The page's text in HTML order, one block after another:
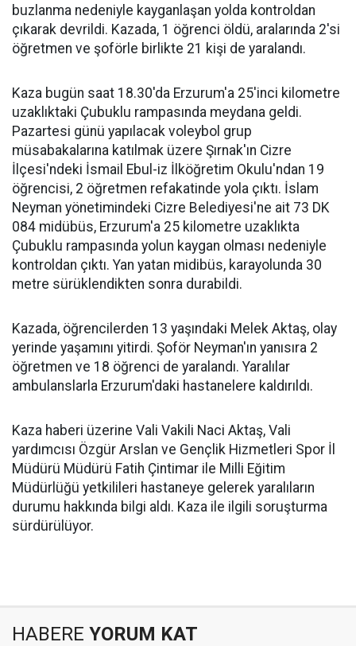
buzlanma nedeniyle kayganlaşan yolda kontroldan
çıkarak devrildi. Kazada, 1 öğrenci öldü, aralarında 2'si
öğretmen ve şoförle birlikte 21 kişi de yaralandı.
Kaza bugün saat 18.30'da Erzurum'a 25'inci kilometre
uzaklıktaki Çubuklu rampasında meydana geldi.
Pazartesi günü yapılacak voleybol grup
müsabakalarına katılmak üzere Şırnak'ın Cizre
İlçesi'ndeki İsmail Ebul-iz İlköğretim Okulu'ndan 19
öğrencisi, 2 öğretmen refakatinde yola çıktı. İslam
Neyman yönetimindeki Cizre Belediyesi'ne ait 73 DK
084 midübüs, Erzurum'a 25 kilometre uzaklıkta
Çubuklu rampasında yolun kaygan olması nedeniyle
kontroldan çıktı. Yan yatan midibüs, karayolunda 30
metre sürüklendikten sonra durabildi.
Kazada, öğrencilerden 13 yaşındaki Melek Aktaş, olay
yerinde yaşamını yitirdi. Şoför Neyman'ın yanısıra 2
öğretmen ve 18 öğrenci de yaralandı. Yaralılar
ambulanslarla Erzurum'daki hastanelere kaldırıldı.
Kaza haberi üzerine Vali Vakili Naci Aktaş, Vali
yardımcısı Özgür Arslan ve Gençlik Hizmetleri Spor İl
Müdürü Müdürü Fatih Çintimar ile Milli Eğitim
Müdürlüğü yetkilileri hastaneye gelerek yaralıların
durumu hakkında bilgi aldı. Kaza ile ilgili soruşturma
sürdürülüyor.
HABERE YORUM KAT